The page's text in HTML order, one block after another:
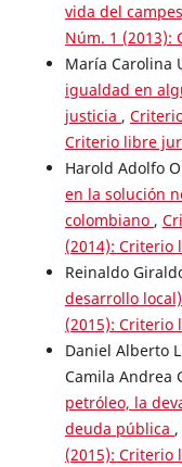
vida del
Núm. 1 (2013):
María Carolina
igualdad en
justicia ,
Criterio libre
Harold Adolfo
en la solución
colombiano ,
(2014): Criterio
Reinaldo
desarrollo local)
(2015): Criterio
Daniel Alberto
Camila Andrea
petróleo, la
deuda pública ,
(2015): Criterio